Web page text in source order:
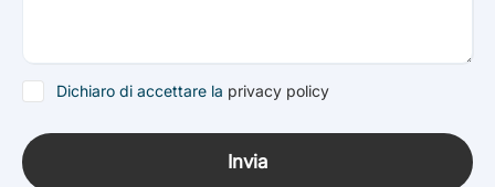
Dichiaro di accettare la privacy policy
Invia